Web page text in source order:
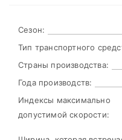
Сезон:
Тип транспортного
Страны производства:
Года производств:
Индексы максимально
допустимой скорости: